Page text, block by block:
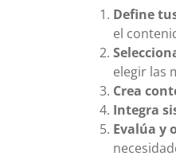
Define
el
elegir las
Crea
Integra
Evalúa y